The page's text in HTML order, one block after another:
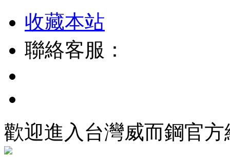
收藏本站
聯絡客服：
歡迎進入台灣威而鋼官方